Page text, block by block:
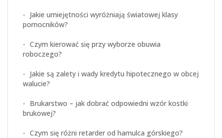
Jakie umiejętności wyróżniają światowej klasy
pomocników?
Czym kierować się przy wyborze obuwia
roboczego?
Jakie są zalety i wady kredytu hipotecznego w obcej
walucie?
Brukarstwo – jak dobrać odpowiedni wzór kostki
brukowej?
Czym się różni retarder od hamulca górskiego?